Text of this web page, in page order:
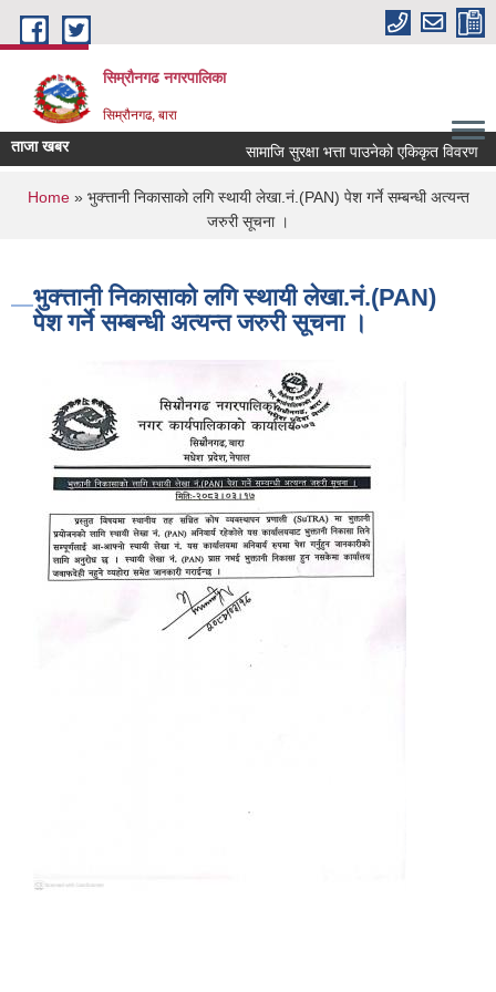
Skip to main content
सिम्रौनगढ नगरपालिका
सिम्रौनगढ, बारा
ताजा खबर सामाजि सुरक्षा भत्ता पाउनेको एकिकृत विवरण
You are here
Home» भुक्त्तानी निकासाको लगि स्थायी लेखा.नं.(PAN) पेश गर्ने सम्बन्धी अत्यन्त
जरुरी सूचना ।
भुक्त्तानी निकासाको लगि स्थायी लेखा.नं.(PAN)
पेश गर्ने सम्बन्धी अत्यन्त जरुरी सूचना ।